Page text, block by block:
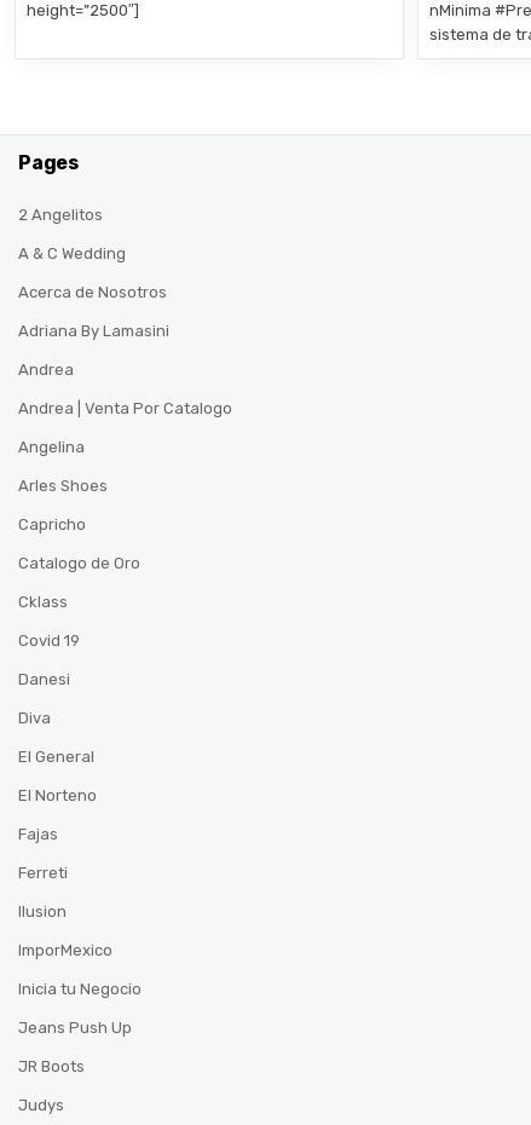
height=”2500″]
nMinima
sistema de
Pages
2 Angelitos
A & C Wedding
Acerca de Nosotros
Adriana By Lamasini
Andrea
Andrea | Venta Por Catalogo
Angelina
Arles Shoes
Capricho
Catalogo de Oro
Cklass
Covid 19
Danesi
Diva
El General
El Norteno
Fajas
Ferreti
Ilusion
ImporMexico
Inicia tu Negocio
Jeans Push Up
JR Boots
Judys